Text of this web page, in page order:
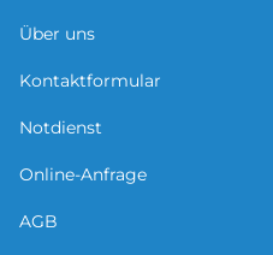
Über uns
Kontaktformular
Notdienst
Online-Anfrage
AGB